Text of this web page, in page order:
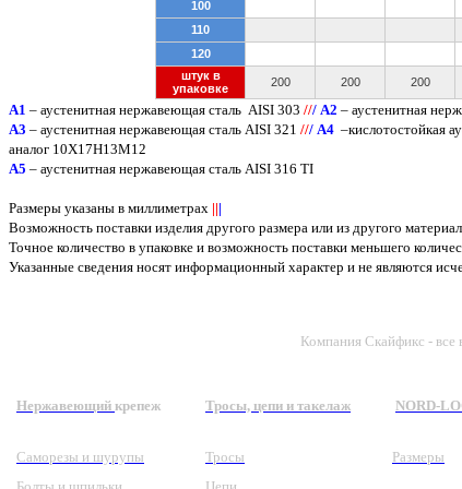
100
110
120
штук в
упаковке
200 200 200
A1 – аустенитная нержавеющая сталь AISI 303 /// А2 – аустенитная
А3 – аустенитная нержавеющая сталь AISI 321 /// А4 –кислотостойкая
аналог 10Х17Н13М12
А5 – аустенитная нержавеющая сталь AISI 316 TI
Размеры указаны в миллиметрах |||
Возможность поставки изделия другого размера или из другого
Точное количество в упаковке и возможность поставки меньшего
Указанные сведения носят информационный характер и не являются
Компания Скайфикс - все
Нержавеющий крепеж Тросы, цепи и такелаж NORD-
Саморезы и шурупы Тросы Размеры